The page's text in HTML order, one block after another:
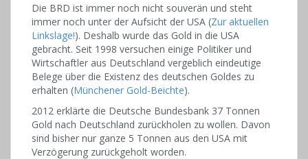
Die BRD ist immer noch nicht souverän und steht
immer noch unter der Aufsicht der USA (Zur aktuellen
Linkslage!). Deshalb wurde das Gold in die USA
gebracht. Seit 1998 versuchen einige Politiker und
Wirtschaftler aus Deutschland vergeblich eindeutige
Belege über die Existenz des deutschen Goldes zu
erhalten (Münchener Gold-Beichte).
2012 erklärte die Deutsche Bundesbank 37 Tonnen
Gold nach Deutschland zurückholen zu wollen. Davon
sind bisher nur ganze 5 Tonnen aus den USA mit
Verzögerung zurückgeholt worden.